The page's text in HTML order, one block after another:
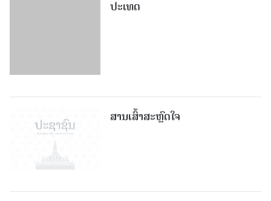
ປະເທດ
ສານເສົ້າສະຫຼົດໃຈ